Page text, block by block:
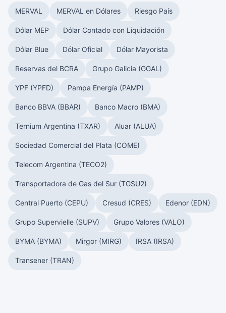
MERVAL MERVAL en Dólares Riesgo País
Dólar MEP Dólar Contado con Liquidación
Dólar Blue Dólar Oficial Dólar Mayorista
Reservas del BCRA Grupo Galicia (GGAL)
YPF (YPFD) Pampa Energía (PAMP)
Banco BBVA (BBAR) Banco Macro (BMA)
Ternium Argentina (TXAR) Aluar (ALUA)
Sociedad Comercial del Plata (COME)
Telecom Argentina (TECO2)
Transportadora de Gas del Sur (TGSU2)
Central Puerto (CEPU) Cresud (CRES) Edenor (EDN)
Grupo Supervielle (SUPV) Grupo Valores (VALO)
BYMA (BYMA) Mirgor (MIRG) IRSA (IRSA)
Transener (TRAN)